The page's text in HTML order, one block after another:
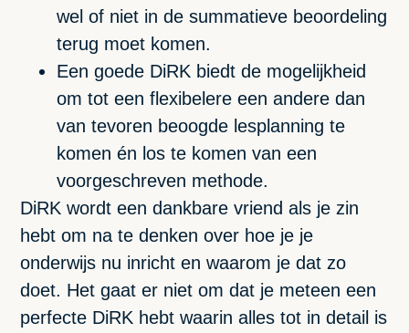
wel of niet in de summatieve beoordeling
terug moet komen.
Een goede DiRK biedt de mogelijkheid
om tot een flexibelere een andere dan
van tevoren beoogde lesplanning te
komen én los te komen van een
voorgeschreven methode.
DiRK wordt een dankbare vriend als je zin
hebt om na te denken over hoe je je
onderwijs nu inricht en waarom je dat zo
doet. Het gaat er niet om dat je meteen een
perfecte DiRK hebt waarin alles tot in detail is